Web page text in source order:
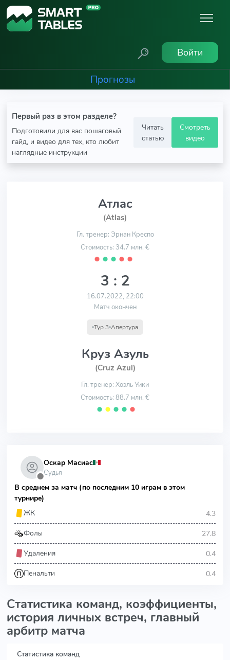
Войти
Прогнозы
Первый раз в этом разделе?
Подготовили для вас пошаговый
гайд, и видео для тех, кто любит
наглядные инструкции
Читать
статью
Смотреть
видео
Атлас
(Atlas)
Гл. тренер: Эрнан Креспо
Стоимость: 34.7 млн. €
⬤ ⬤ ⬤ ⬤ ⬤
3 : 2
16.07.2022, 22:00
Матч окончен
Тур 3 Апертура
Круз Азуль
(Cruz Azul)
Гл. тренер: Хоэль Уики
Стоимость: 88.7 млн. €
⬤ ⬤ ⬤ ⬤ ⬤
⬤
Оскар Масиас
Судья
В среднем за матч (по последним 10 играм в этом
турнире)
ЖК
4.3
Фолы 27.8
Удаления 0.4
Пенальти 0.4
Статистика команд, коэффициенты,
история личных встреч, главный
арбитр матча
Статистика команд